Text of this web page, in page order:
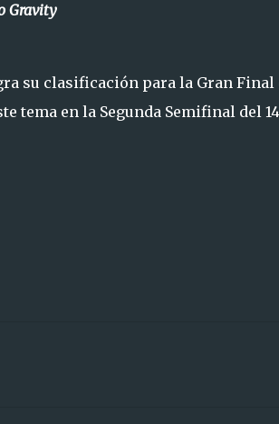
Gravity
su clasificación para la Gran Final
tema en la Segunda Semifinal del